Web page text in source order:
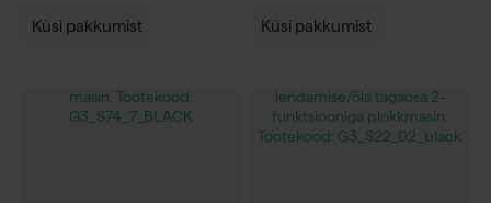
Küsi pakkumist Küsi pakkumist